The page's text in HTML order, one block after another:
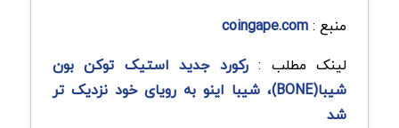
منبع :coingape.com
لینک مطلب :رکورد جدید استیک توکن بون
شیبا(BONE)، شیبا اینو به رویای خود نزدیک تر
شد